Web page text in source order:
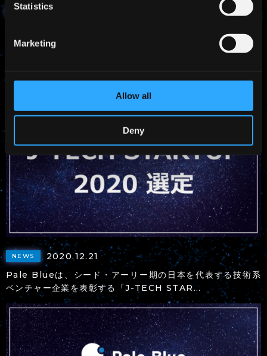
Statistics
Marketing
Allow all
Deny
NEWS
2021.01.20
催のアワード「Innovators Under 35...
NEWS
2020.12.21
Pale Blueは、シード・アーリー期の日本を代表する技術系
ベンチャー企業を表彰する「J-TECH STAR...